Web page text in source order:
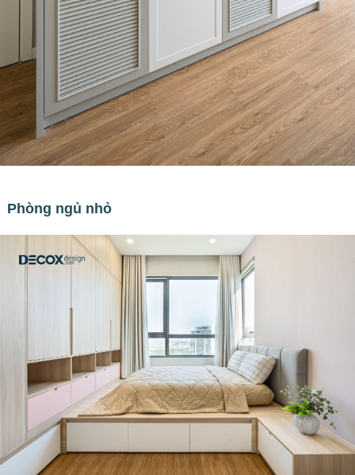
Phòng ngủ nhỏ